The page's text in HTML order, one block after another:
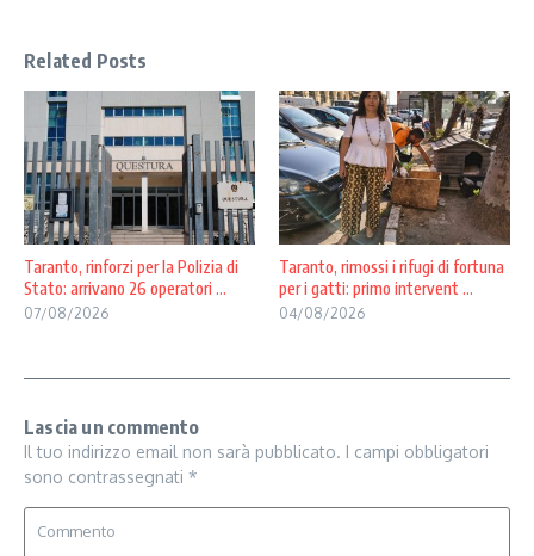
Related Posts
Taranto, rinforzi per la Polizia di
Stato: arrivano 26 operatori ...
07/08/2026
Taranto, rimossi i rifugi di fortuna
per i gatti: primo intervent ...
04/08/2026
Lascia un commento
Il tuo indirizzo email non sarà pubblicato. I campi obbligatori
sono contrassegnati *